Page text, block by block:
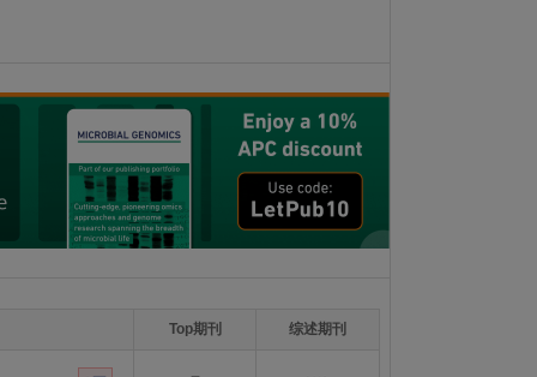
Top期刊 综述期刊